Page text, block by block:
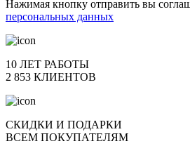
Нажимая кнопку отправить вы
персональных данных
10 ЛЕТ РАБОТЫ
2 853 КЛИЕНТОВ
СКИДКИ И ПОДАРКИ
ВСЕМ ПОКУПАТЕЛЯМ